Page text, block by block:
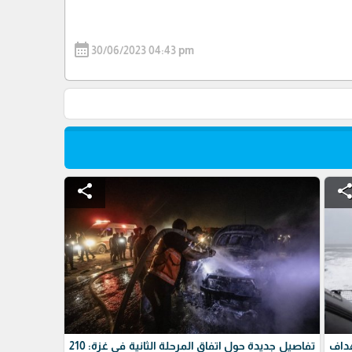
calendar_month 30/06/2023 04:43 pm
share
share
تفاصيل جديدة حول اتفاق المرحلة الثانية في غزة: 210